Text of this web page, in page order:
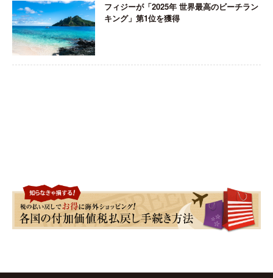
フィジーが「2025年 世界最高のビーチラン
キング」第1位を獲得